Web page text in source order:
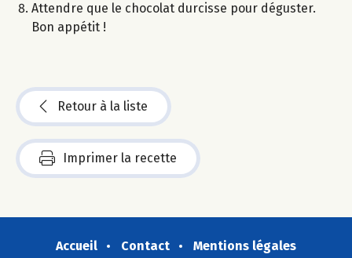
Attendre que le chocolat durcisse pour déguster.
Bon appétit !
Retour à la liste
Imprimer la recette
Accueil Contact
Mentions légales